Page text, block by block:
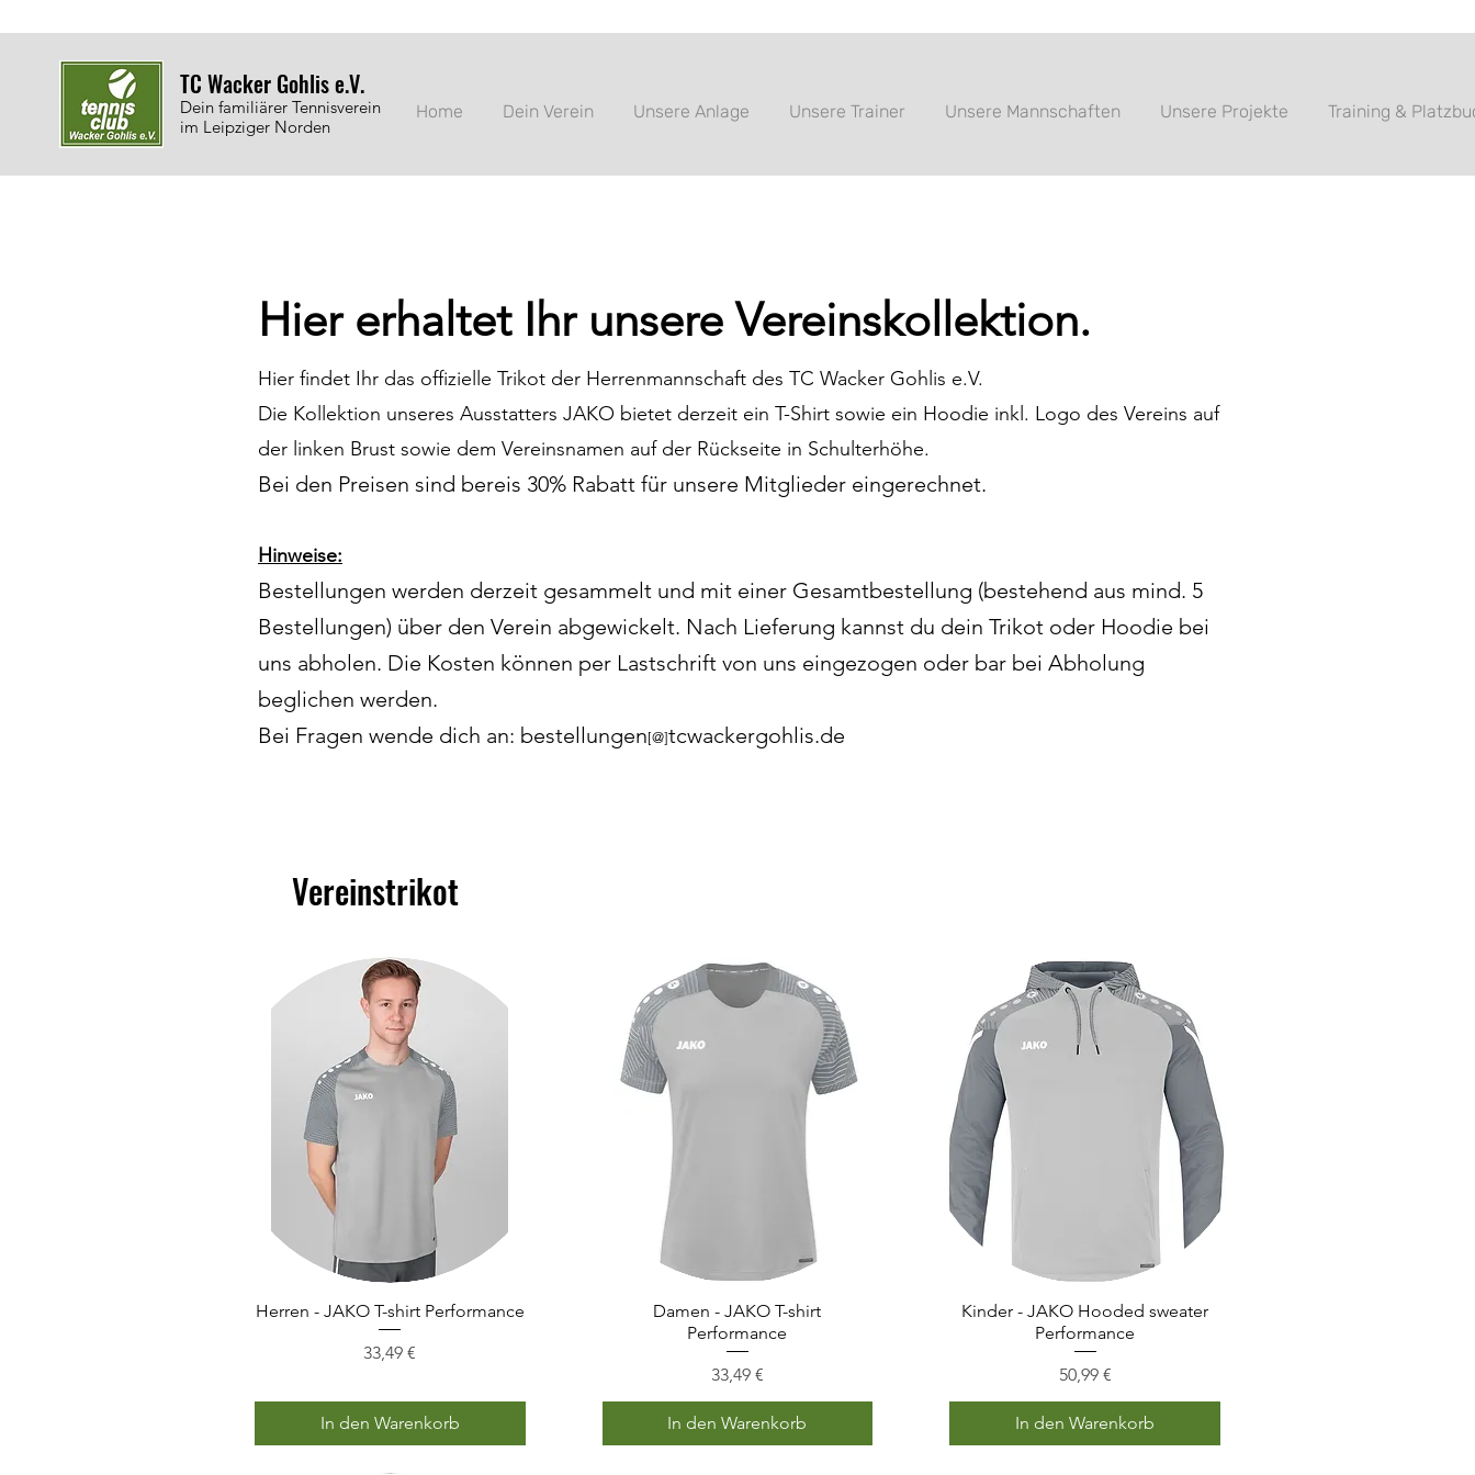
TC Wacker Gohlis e.V.
Dein familiärer Tennisverein
im Leipziger Norden
Home Dein Verein Unsere Anlage Unsere Trainer Unsere Mannschaften Unsere Projekte Training &
Hier erha ltet Ihr unsere Vereinskollektion.
Hier findet Ihr das offizielle Trikot der Herrenmannschaft des TC Wacker Gohlis e.V.
Die Kollektion unseres Ausstatters JAKO bietet derzeit ein T-Shirt sowie ein Hoodie inkl. Logo des Vereins auf
der linken Brust sowie dem Vereinsnamen auf der Rückseite in Schulterhöhe.
Bei den Preisen sind bereis 30% Rabatt für unsere Mitglieder eingerechnet.
Hinweise:
Bestellungen werden derzeit gesammelt und mit einer Gesamtbestellung (bestehend aus mind. 5
Bestellungen) über den Verein abgewickelt. Nach Lieferung kannst du dein Trikot oder Hoodie bei
uns abholen. Die Kosten können per Lastschrift von uns eingezogen oder bar bei Abholung
beglichen werden.
Bei Fragen wende dich an: bestellungen[@]tcwackergohlis.de
Vereinstrikot
Schnellansicht
Herren - JAKO T-shirt Performance
Preis
33,49 €
In den Warenkorb
Schnellansicht
Damen - JAKO T-shirt
Performance
Preis
33,49 €
In den Warenkorb
Schnellansicht
Kinder - JAKO Hooded sweater
Performance
Preis
50,99 €
In den Warenkorb